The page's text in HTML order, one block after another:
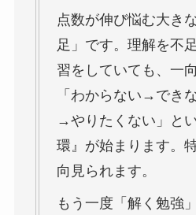
点数が伸び悩む大き
足」です。理解を不
習をしていても、一
「わからない→でき
→やりたくない」と
環』が始まります。
向見られます。
もう一度「解く勉強